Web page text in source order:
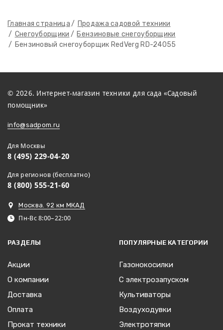
Главная страница
Продажа садовой техники
Снегоуборщики
Бензиновые снегоуборщики
Бензиновый снегоуборщик RedVerg RD-24055
© 2026. Интернет-магазин техники для сада «Садовый
помощник»
info@sadpom.ru
Для Москвы
8 (495) 229-04-20
Для регионов (бесплатно)
8 (800) 555-21-60
Москва. 92 км МКАД
Пн-Вс 8:00–22:00
РАЗДЕЛЫ
Акции
О компании
Доставка
Оплата
Прокат техники
ПОПУЛЯРНЫЕ КАТЕГОРИИ
Газонокосилки
С электрозапуском
Культиваторы
Воздуходувки
Электротяпки